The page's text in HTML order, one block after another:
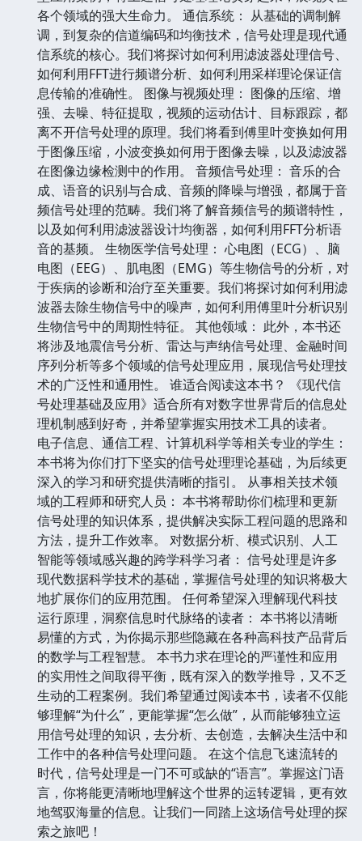
各个领域的强大生命力。 通信系统： 从基础的调制解
调，到复杂的信道编码和均衡技术，信号处理是现代通
信系统的核心。我们将探讨如何利用滤波器处理信号、
如何利用FFT进行频谱分析、如何利用采样理论保证信
息传输的准确性。 图像与视频处理： 图像的压缩、增
强、去噪、特征提取，视频的运动估计、目标跟踪，都
离不开信号处理的原理。我们将看到傅里叶变换如何用
于图像压缩，小波变换如何用于图像去噪，以及滤波器
在图像边缘检测中的作用。 音频信号处理： 音乐的合
成、语音的识别与合成、音频的降噪与增强，都属于音
频信号处理的范畴。我们将了解音频信号的频谱特性，
以及如何利用滤波器设计均衡器，如何利用FFT分析语
音的基频。 生物医学信号处理： 心电图（ECG）、脑
电图（EEG）、肌电图（EMG）等生物信号的分析，对
于疾病的诊断和治疗至关重要。我们将探讨如何利用滤
波器去除生物信号中的噪声，如何利用傅里叶分析识别
生物信号中的周期性特征。 其他领域： 此外，本书还
将涉及地震信号分析、雷达与声纳信号处理、金融时间
序列分析等多个领域的信号处理应用，展现信号处理技
术的广泛性和通用性。 谁适合阅读这本书？ 《现代信
号处理基础及应用》适合所有对数字世界背后的信息处
理机制感到好奇，并希望掌握实用技术工具的读者。
电子信息、通信工程、计算机科学等相关专业的学生：
本书将为你们打下坚实的信号处理理论基础，为后续更
深入的学习和研究提供清晰的指引。 从事相关技术领
域的工程师和研究人员： 本书将帮助你们梳理和更新
信号处理的知识体系，提供解决实际工程问题的思路和
方法，提升工作效率。 对数据分析、模式识别、人工
智能等领域感兴趣的跨学科学习者： 信号处理是许多
现代数据科学技术的基础，掌握信号处理的知识将极大
地扩展你们的应用范围。 任何希望深入理解现代科技
运行原理，洞察信息时代脉络的读者： 本书将以清晰
易懂的方式，为你揭示那些隐藏在各种高科技产品背后
的数学与工程智慧。 本书力求在理论的严谨性和应用
的实用性之间取得平衡，既有深入的数学推导，又不乏
生动的工程案例。我们希望通过阅读本书，读者不仅能
够理解“为什么”，更能掌握“怎么做”，从而能够独立运
用信号处理的知识，去分析、去创造，去解决生活中和
工作中的各种信号处理问题。 在这个信息飞速流转的
时代，信号处理是一门不可或缺的“语言”。掌握这门语
言，你将能更清晰地理解这个世界的运转逻辑，更有效
地驾驭海量的信息。让我们一同踏上这场信号处理的探
索之旅吧！